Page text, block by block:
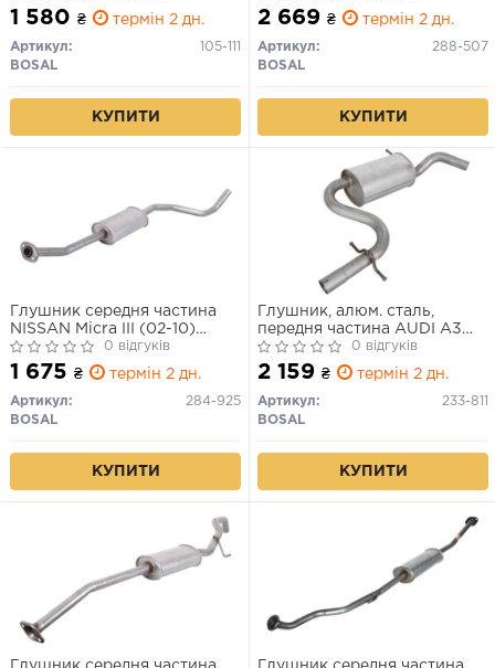
1 580 ₴ термін 2 дн.
Артикул:
105-111
BOSAL
КУПИТИ
Алюмінізована сталь
2 669 ₴ термін 2 дн.
Артикул:
288-507
BOSAL
КУПИТИ
Глушник середня частина
NISSAN Micra III (02-10)
(284-925) BOSAL
0 відгуків
1 675 ₴ термін 2 дн.
Артикул:
284-925
BOSAL
КУПИТИ
Глушник, алюм. сталь,
передня частина AUDI A3
03- (233811) BOSAL
0 відгуків
2 159 ₴ термін 2 дн.
Артикул:
233-811
BOSAL
КУПИТИ